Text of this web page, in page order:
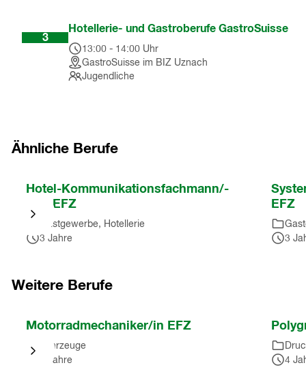
3
Hotellerie- und Gastroberufe GastroSuisse
13:00 - 14:00 Uhr
GastroSuisse im BIZ Uznach
Jugendliche
Ähnliche Berufe
Karussell
springen
Einträge
Hotel-Kommunikationsfachmann/-
frau EFZ
Gastgewerbe, Hotellerie
3 Jahre
EFZ
3
Karussell
Einträge)
Weitere Berufe
Karussell
springen
Motorradmechaniker/in EFZ
Fahrzeuge
4 Jahre
4